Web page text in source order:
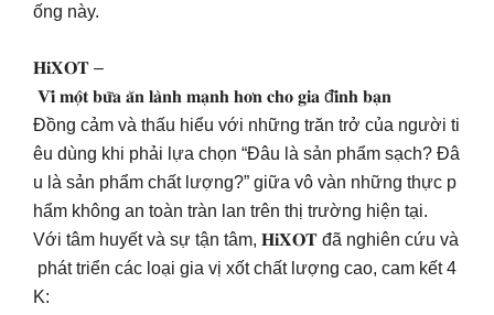
ống này.
𝐇𝐢𝐗𝐎𝐓 –
𝐕𝐢̀ 𝐦𝐨̣̂𝐭 𝐛𝐮̛̃𝐚 𝐚̆𝐧 𝐥𝐚̀𝐧𝐡 𝐦𝐚̣𝐧𝐡 𝐡𝐨̛𝐧 𝐜𝐡𝐨 𝐠𝐢𝐚 đ𝐢̀𝐧𝐡 𝐛𝐚̣𝐧
Đồng cảm và thấu hiểu với những trăn trở của người ti
êu dùng khi phải lựa chọn “Đâu là sản phẩm sạch? Đâ
u là sản phẩm chất lượng?” giữa vô vàn những thực p
hẩm không an toàn tràn lan trên thị trường hiện tại.
Với tâm huyết và sự tận tâm, 𝐇𝐢𝐗𝐎𝐓 đã nghiên cứu và
phát triển các loại gia vị xốt chất lượng cao, cam kết 4
K: